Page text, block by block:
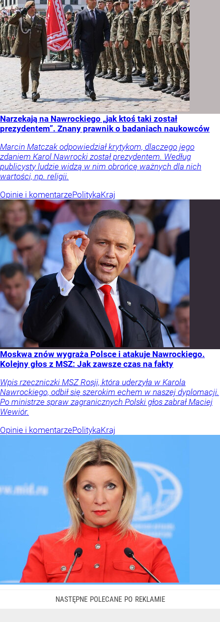
Narzekają na Nawrockiego „jak ktoś taki został
prezydentem”. Znany prawnik o badaniach naukowców
Marcin Matczak odpowiedział krytykom, dlaczego jego
zdaniem Karol Nawrocki został prezydentem. Według
publicysty ludzie widzą w nim obrońcę ważnych dla nich
wartości, np. religii.
Opinie i komentarzePolitykaKraj
Moskwa znów wygraża Polsce i atakuje Nawrockiego.
Kolejny głos z MSZ: Jak zawsze czas na fakty
Wpis rzeczniczki MSZ Rosji, która uderzyła w Karola
Nawrockiego, odbił się szerokim echem w naszej dyplomacji.
Po ministrze spraw zagranicznych Polski głos zabrał Maciej
Wewiór.
Opinie i komentarzePolitykaKraj